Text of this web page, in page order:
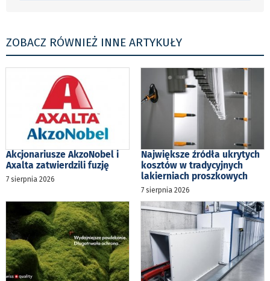
ZOBACZ RÓWNIEŻ INNE ARTYKUŁY
Akcjonariusze AkzoNobel i
Axalta zatwierdzili fuzję
7 sierpnia 2026
Największe źródła ukrytych
kosztów w tradycyjnych
lakierniach proszkowych
7 sierpnia 2026